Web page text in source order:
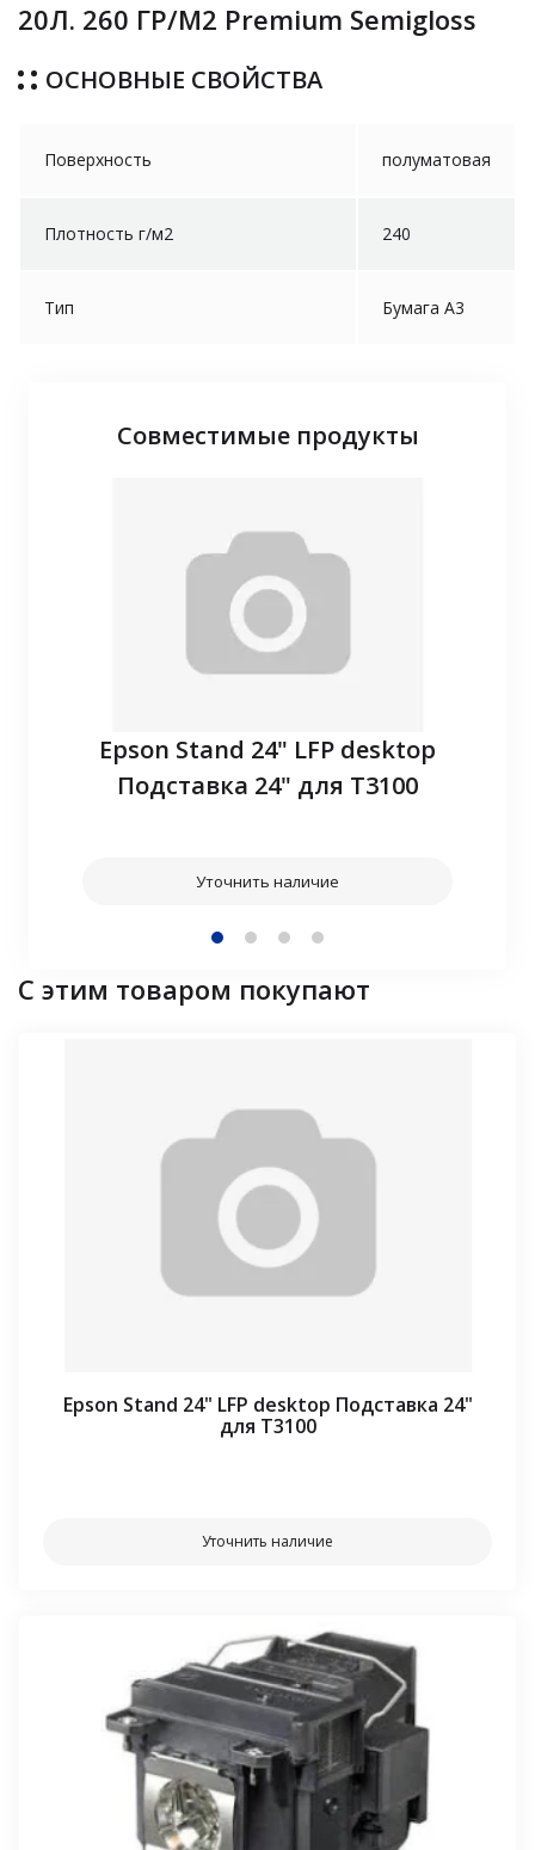
20Л. 260 ГР/М2 Premium Semigloss
ОСНОВНЫЕ СВОЙСТВА
Поверхность полуматовая
Плотность г/м2 240
Тип Бумага A3
Совместимые продукты
Epson Stand 24" LFP desktop
Подставка 24" для T3100
Уточнить наличие
С этим товаром покупают
Epson Stand 24" LFP desktop Подставка 24"
для T3100
Уточнить наличие